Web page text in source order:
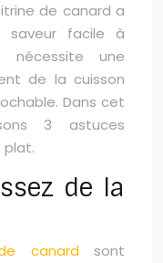
de canard a
facile à
nécessite une
de la cuisson
Dans cet
3 astuces
plat.
de la
canardsont